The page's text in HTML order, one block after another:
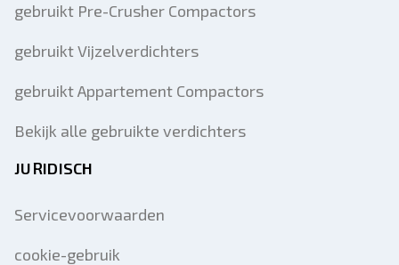
gebruikt Pre-Crusher Compactors
gebruikt Vijzelverdichters
gebruikt Appartement Compactors
Bekijk alle gebruikte verdichters
JURIDISCH
Servicevoorwaarden
cookie-gebruik